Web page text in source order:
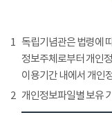
1 독립기념관은 법령에
정보주체로부터 개인
이용기간 내에서 개인
2 개인정보파일별 보유